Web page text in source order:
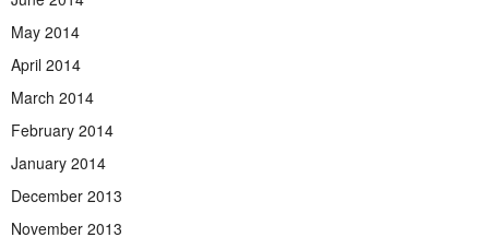
May 2014
April 2014
March 2014
February 2014
January 2014
December 2013
November 2013